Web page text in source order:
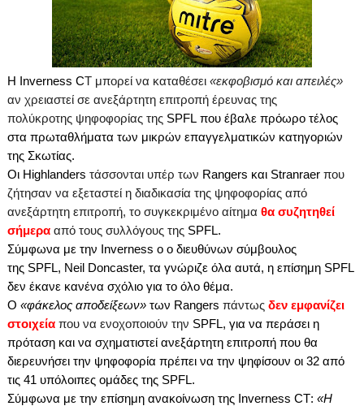
Η Inverness CΤ μπορεί να καταθέσει «εκφοβισμό και απειλές»
αν χρειαστεί σε ανεξάρτητη επιτροπή έρευνας της
πολύκροτης ψηφοφορίας της SPFLπου έβαλε πρόωρο τέλος
στα πρωταθλήματα των μικρών επαγγελματικών κατηγοριών
της Σκωτίας.
Οι Highlanders τάσσονται υπέρ των Rangers και Stranraer που
ζήτησαν να εξεταστεί η διαδικασία της ψηφοφορίας από
ανεξάρτητη επιτροπή, το συγκεκριμένο αίτημα θα συζητηθεί
σήμερα από τους συλλόγους της SPFL.
Σύμφωνα με την Inverness o ο διευθύνων σύμβουλος
της SPFL, Neil Doncaster, τα γνώριζε όλα αυτά, η επίσημη SPFL
δεν έκανε κανένα σχόλιο για το όλο θέμα.
Ο «φάκελος αποδείξεων»των Rangers πάντως δεν εμφανίζει
στοιχείαπου να ενοχοποιούν την SPFL, για να περάσει η
πρόταση και να σχηματιστεί ανεξάρτητη επιτροπή που θα
διερευνήσει την ψηφοφορία πρέπει να την ψηφίσουν οι 32 από
τις 41 υπόλοιπες ομάδες της SPFL.
Σύμφωνα με την επίσημη ανακοίνωση της Inverness CT: «Η